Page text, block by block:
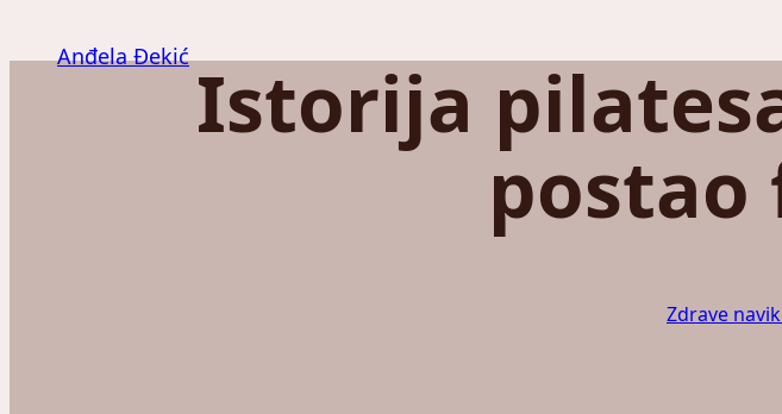
на
Anđela Đekić Istorija
postao
Zdrave